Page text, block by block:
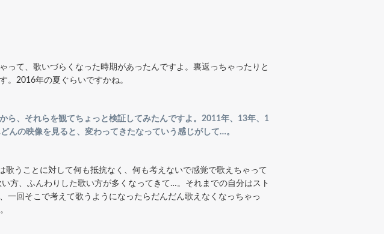
て、歌いづらくなった時期があったんですよ。裏返っちゃったりと
。2016年の夏ぐらいですかね。
ら、それらを観てちょっと検証してみたんですよ。2011年、13年、1
んの映像を見ると、変わってきたなっていう感じがして…。
うことに対して何も抵抗なく、何も考えないで感覚で歌えちゃって
方、ふんわりした歌い方が多くなってきて…。それまでの自分はスト
一回そこで考えて歌うようになったらだんだん歌えなくなっちゃっ